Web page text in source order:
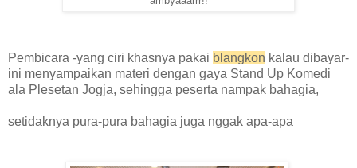
Pembicara -yang ciri khasnya pakai blangkon kalau dibayar-
ini menyampaikan materi dengan gaya Stand Up Komedi
ala Plesetan Jogja, sehingga peserta nampak bahagia,
setidaknya pura-pura bahagia juga nggak apa-apa